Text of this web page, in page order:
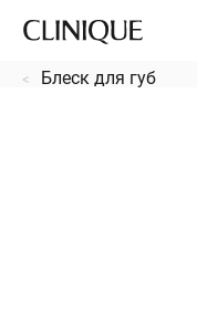
Блеск для губ